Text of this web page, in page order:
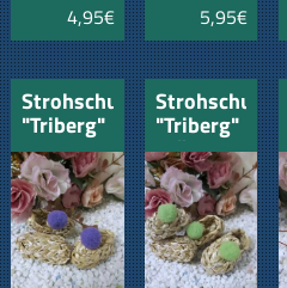
4,95€ 5,95€
Strohschuhe
"Triberg"
lila 4cm
Strohschuhe
"Triberg"
grün 4cm